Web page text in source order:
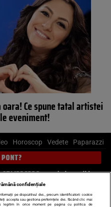
Ce spune tatal artistei
eveniment!
Horoscop Vedete Paparazzi
sau trimite mail la
confidențiale
pe dispozitivul dvs., precum identificatorii cookie
accepta sau gestiona preferințele dvs. făcând clic mai
legitim în orice moment pe pagina cu politica de